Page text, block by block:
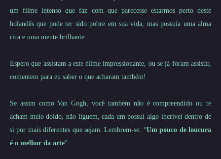
um filme intenso que faz com que parecesse estarmos perto deste
holandês que pode ter sido pobre em sua vida, mas possuía uma alma
rica e uma mente brilhante.
Espero que assistam a este filme impressionante, ou se já foram assistir,
comentem para eu saber o que acharam também!
Se assim como Van Gogh, você também não é compreendido ou te
acham meio doido, não liguem, cada um possui algo incrível dentro de
si por mais diferentes que sejam. Lembrem-se: “Um pouco de loucura
é o melhor da arte”.